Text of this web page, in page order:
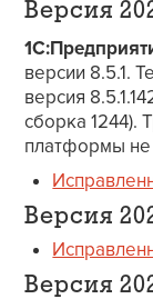
Версия
версии 8.5.1.
версия
сборка 1244).
платформы не
Версия
Версия